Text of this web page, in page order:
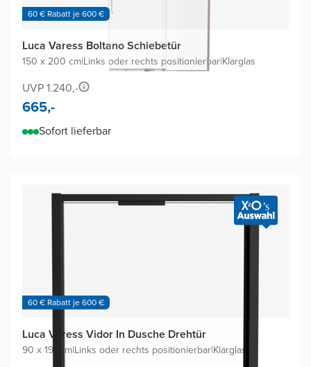
60 € Rabatt je 600 €
Luca Varess Boltano Schiebetür
150 x 200 cm|Links oder rechts positionierbar|Klarglas
UVP 1.240,-
665,-
Sofort lieferbar
60 € Rabatt je 600 €
Luca Varess Vidor In Dusche Drehtür
90 x 190cm|Links oder rechts positionierbar|Klarglas